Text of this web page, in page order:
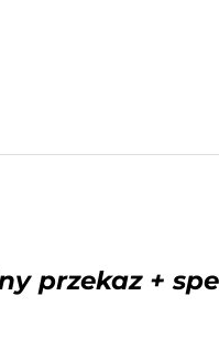
przekaz +